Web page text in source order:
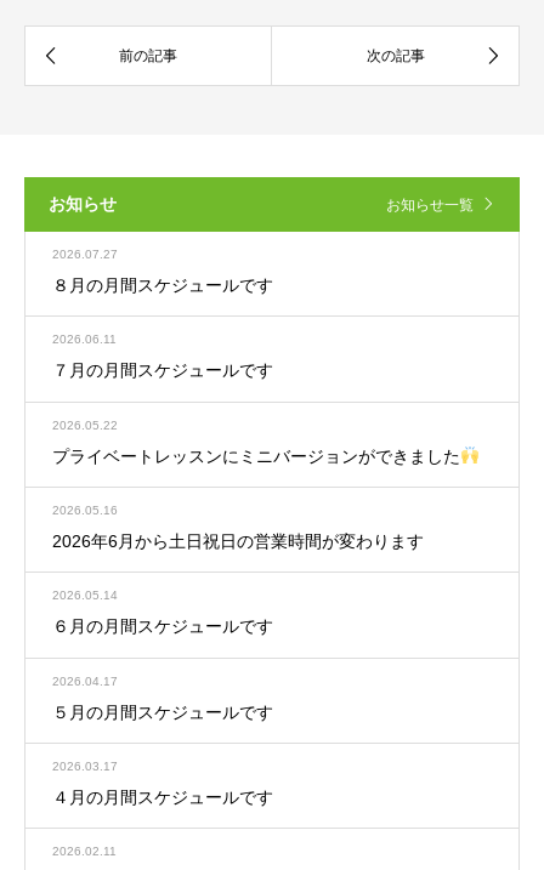
お知らせ お知らせ一覧
2026.07.27
８月の月間スケジュールです
2026.06.11
７月の月間スケジュールです
2026.05.22
プライベートレッスンにミニバージョンができました
2026.05.16
2026年6月から土日祝日の営業時間が変わります
2026.05.14
６月の月間スケジュールです
2026.04.17
５月の月間スケジュールです
2026.03.17
４月の月間スケジュールです
2026.02.11